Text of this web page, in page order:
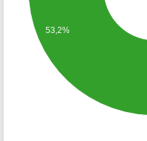
53,2%